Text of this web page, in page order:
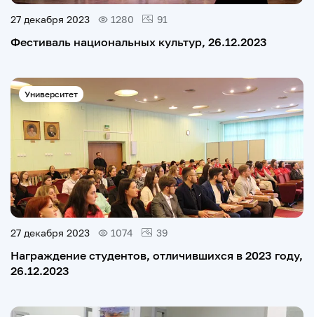
27 декабря 2023 1280 91
Фестиваль национальных культур, 26.12.2023
Университет
27 декабря 2023 1074 39
Награждение студентов, отличившихся в 2023 году,
26.12.2023